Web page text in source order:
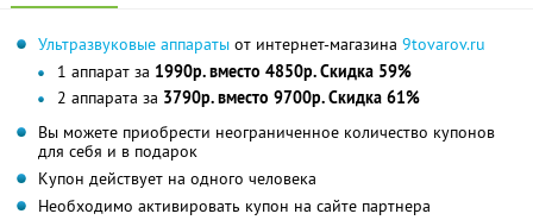
Ультразвуковые аппараты от интернет-магазина 9tovarov.ru
1 аппарат за 1990р. вместо 4850р. Скидка 59%
2 аппарата за 3790р. вместо 9700р. Скидка 61%
Вы можете приобрести неограниченное количество купонов
для себя и в подарок
Купон действует на одного человека
Необходимо активировать купон на сайте партнера